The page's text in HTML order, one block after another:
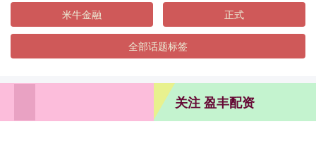
米牛金融 正式
全部话题标签
关注 盈丰配资